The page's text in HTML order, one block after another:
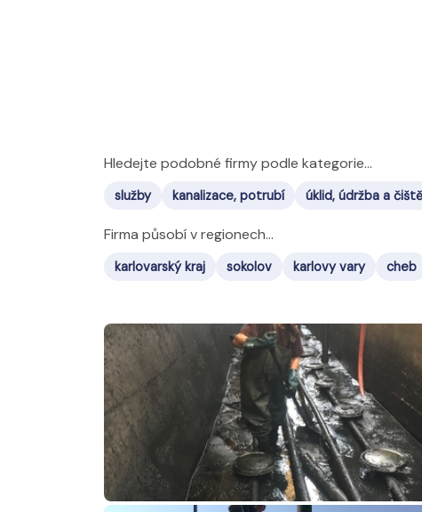
Hledejte podobné firmy podle kategorie...
služby kanalizace, potrubí úklid, údržba a
Firma působí v regionech...
karlovarský kraj sokolov karlovy vary cheb